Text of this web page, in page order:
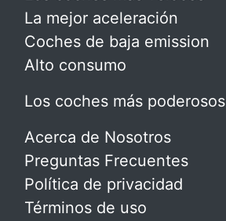
La mejor aceleración
Coches de baja emission
Alto consumo
Los coches más poderosos
Acerca de Nosotros
Preguntas Frecuentes
Política de privacidad
Términos de uso